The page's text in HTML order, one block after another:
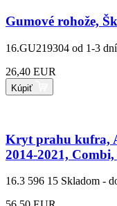
Gumové rohože,
16.GU219304 od 1-3 dní
26,40 EUR
Kúpiť
Kryt prahu kufra,
2014-2021,
16.3 596 15 Skladom -